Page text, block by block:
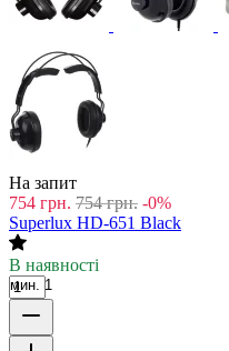
На запит
754 грн. 754 грн. -0%
Superlux HD-651 Black
В наявності
мин. 1